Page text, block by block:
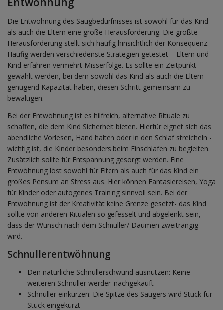
Die Entwöhnung des Saugbedürfnisses ist sowohl für das Kind
als auch die Eltern eine große Herausforderung. Die größte
Herausforderung stellt sich häufig hinsichtlich der Konsequenz.
Häufig werden verschiedenste Strategien getestet – Eltern und
Kind erfahren vermehrt Misserfolge. Es sollte ein Zeitpunkt
gewählt werden, bei dem sowohl das Kind als auch die Eltern
genügend Kapazität haben, diesen Schritt gemeinsam zu
bewältigen.
Bei der Entwöhnung ist es hilfreich, alternative Rituale zu
schaffen, die dem Kind Sicherheit bieten. Hierfür eignet sich das
abendliche Vorlesen, Hand halten oder in den Schlaf streicheln -
wichtig ist, die Kinder besonders beim Einschlafen zu begleiten.
Zusätzlich sollte für Entspannung gesorgt werden. Eine
Entwöhnung löst sowohl für Eltern als auch für das Kind ein
großes Pensum an Stress aus. Hier können Fantasiereisen, Yoga
für Kinder oder autogenes Training sinnvoll sein. Bei der
Entwöhnung ist der Kreativität keine Grenze gesetzt- das Kind
sollte von anderen Ritualen so gefesselt und abgelenkt sein,
dass der Wunsch nach dem Schnuller/ Daumen zweitrangig
wird.
Schnullerentwöhnung
Den natürliche Schnullerschwund ausnützen: Keine
weiteren Schnuller werden nachgekauft
Schnuller einkürzen: Die Spitze des Saugers wird Stück für
Stück eingekürzt